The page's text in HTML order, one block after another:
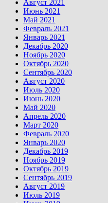
Август 2021
Июнь 2021
Май 2021
Февраль 2021
Январь 2021
Декабрь 2020
Ноябрь 2020
Октябрь 2020
Сентябрь 2020
Август 2020
Июль 2020
Июнь 2020
Май 2020
Апрель 2020
Март 2020
Февраль 2020
Январь 2020
Декабрь 2019
Ноябрь 2019
Октябрь 2019
Сентябрь 2019
Август 2019
Июль 2019